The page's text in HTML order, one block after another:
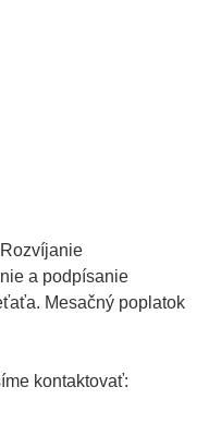
a podpísanie
Mesačný poplatok
kontaktovať: